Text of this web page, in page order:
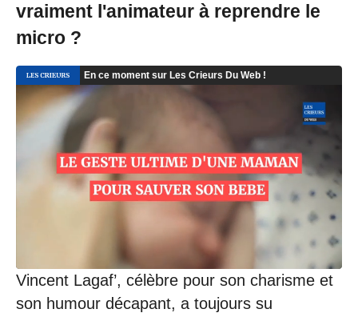
vraiment l'animateur à reprendre le
micro ?
Vincent Lagaf’, célèbre pour son charisme et
son humour décapant, a toujours su